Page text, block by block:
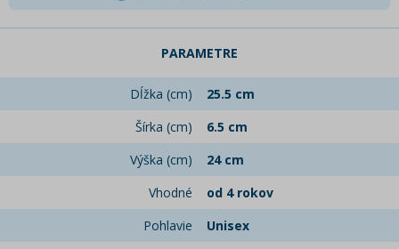
PARAMETRE
Dĺžka (cm)
25.5 cm
Šírka (cm)
6.5 cm
Výška (cm)
24 cm
Vhodné
od 4 rokov
Pohlavie
Unisex